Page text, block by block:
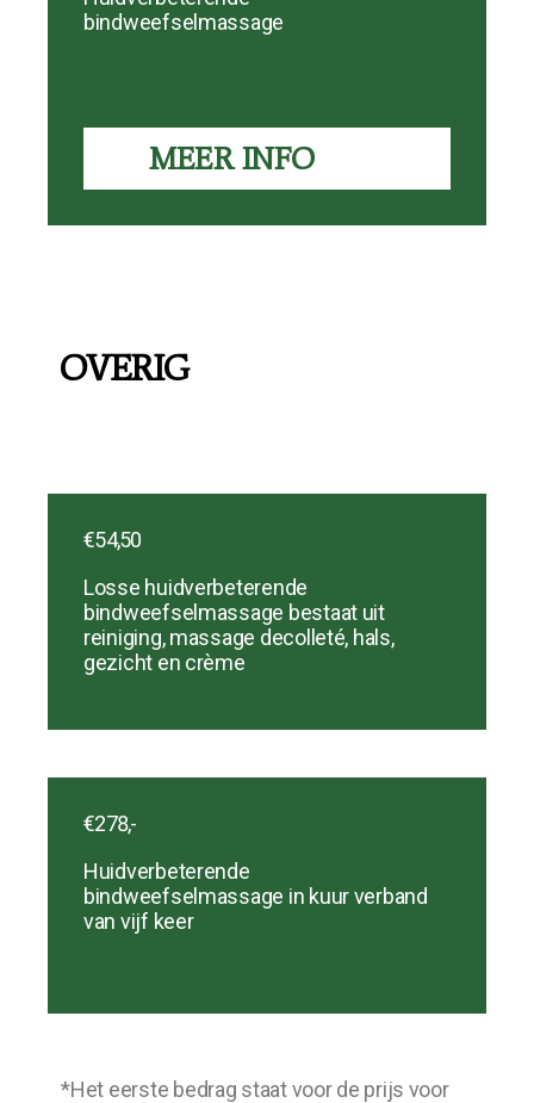
bindweefselmassage
MEER INFO
OVERIG
€54,50
Losse huidverbeterende
bindweefselmassage bestaat uit
reiniging, massage decolleté, hals,
gezicht en crème
€278,-
Huidverbeterende
bindweefselmassage in kuur verband
van vijf keer
*Het eerste bedrag staat voor de prijs voor